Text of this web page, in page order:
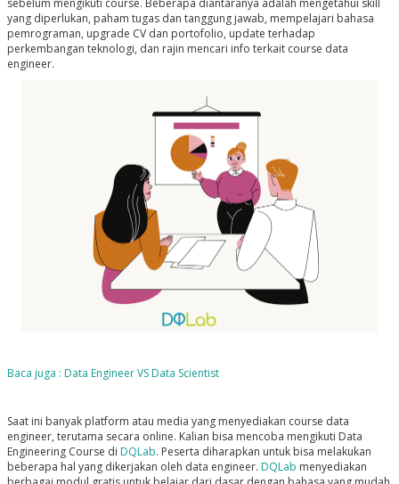
yang diperlukan, paham tugas dan tanggung jawab, mempelajari bahasa
pemrograman, upgrade CV dan portofolio, update terhadap
perkembangan teknologi, dan rajin mencari info terkait course data
engineer.
Baca juga : Data Engineer VS Data Scientist
Saat ini banyak platform atau media yang menyediakan course data
engineer, terutama secara online. Kalian bisa mencoba mengikuti Data
Engineering Course di DQLab. Peserta diharapkan untuk bisa melakukan
beberapa hal yang dikerjakan oleh data engineer. DQLab menyediakan